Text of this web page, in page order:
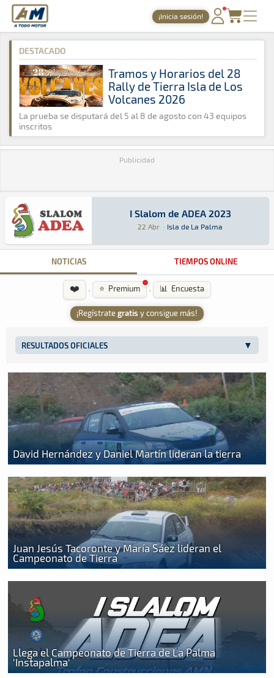
A Todo Motor · Revista del motor desde 1999
¡Inicia sesión!
PORTADA
TIEMPOS ONLINE
NOTICIAS
AGENDA
GALERÍAS
A Todo Motor » Agenda » 2023 » Abril
DESTACADO
Tramos y Horarios del 28
Rally de Tierra Isla de Los
Volcanes 2026
La prueba se disputará del 5 al 8 de agosto con 43 equipos
inscritos
Publicidad
I Slalom de ADEA 2023
I Slalom de ADEA 2023
22 Abr · Isla de La Palma
Slalom · I Slalom de ADEA 2023: Aquí
Isla de La PalmaIsla de La Palma
NOTICIAS TIEMPOS ONLINE
❤️ · ⭐ Premium · 📊 Encuesta
¡Regístrategratis y consigue más!
RESULTADOS OFICIALES
David Hernández y Daniel Martín lideran la tierra
Juan Jesús Tacoronte y María Sáez lideran el
Campeonato de Tierra
Llega el Campeonato de Tierra de La Palma
'Instapalma'